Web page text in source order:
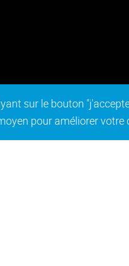
sur le bouton
pour améliorer votre
Mentions légales